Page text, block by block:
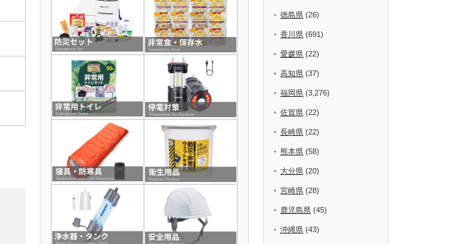
徳島県 (26)
香川県 (691)
愛媛県 (22)
高知県 (37)
福岡県 (3,276)
佐賀県 (22)
長崎県 (22)
熊本県 (58)
大分県 (20)
宮崎県 (28)
鹿児島県 (45)
沖縄県 (43)